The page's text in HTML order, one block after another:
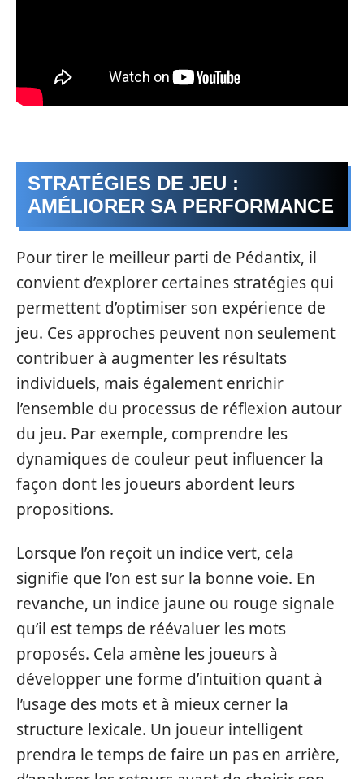
STRATÉGIES DE JEU :
AMÉLIORER SA PERFORMANCE
Pour tirer le meilleur parti de Pédantix, il
convient d’explorer certaines stratégies qui
permettent d’optimiser son expérience de
jeu. Ces approches peuvent non seulement
contribuer à augmenter les résultats
individuels, mais également enrichir
l’ensemble du processus de réflexion autour
du jeu. Par exemple, comprendre les
dynamiques de couleur peut influencer la
façon dont les joueurs abordent leurs
propositions.
Lorsque l’on reçoit un indice vert, cela
signifie que l’on est sur la bonne voie. En
revanche, un indice jaune ou rouge signale
qu’il est temps de réévaluer les mots
proposés. Cela amène les joueurs à
développer une forme d’intuition quant à
l’usage des mots et à mieux cerner la
structure lexicale. Un joueur intelligent
prendra le temps de faire un pas en arrière,